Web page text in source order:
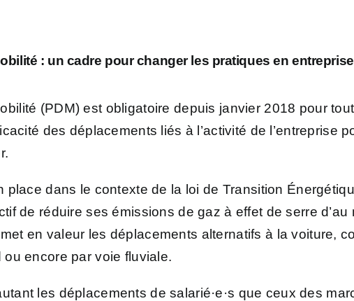
: un cadre pour changer les pratiques en entreprise
(PDM) est obligatoire depuis janvier 2018 pour
des déplacements liés à l’activité de l’entreprise
place dans le contexte de la loi de Transition
de réduire ses émissions de gaz à effet de serre
en valeur les déplacements alternatifs à la voiture,
ou encore par voie fluviale.
les déplacements de salarié·e·s que ceux des